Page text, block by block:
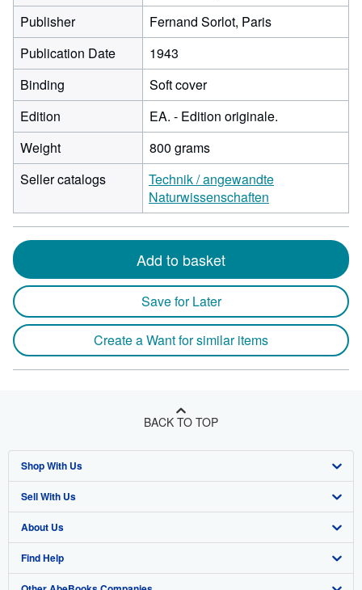
Publisher
Fernand Sorlot, Paris
Publication Date
1943
Binding
Soft cover
Edition
EA. - Edition originale.
Weight
800 grams
Seller catalogs
Technik / angewandte
Naturwissenschaften
Add to basket
Save for Later
Create a Want for similar items
BACK TO TOP
Shop With Us
Advanced Search
Browse Collections
My Account
Sell With Us
Start Selling
Join Our Affiliate Program
About Us
About AbeBooks
Find Help